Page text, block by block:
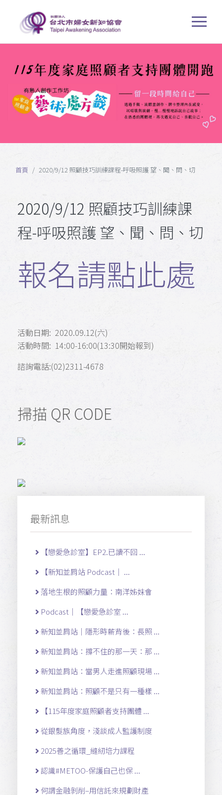
首頁 2020/9/12 照顧技巧訓練課程-呼吸照護 望、聞、問、切
2020/9/12 照顧技巧訓練課
程-呼吸照護 望、聞、問、切
報名請點此處
活動日期: 2020.09.12(六)
活動時間: 14:00-16:00(13:30開始報到)
諮詢電話:(02)2311-4678
掃描 QR CODE
最新訊息
【戀愛急診室】EP2.已讀不回 ...
【新知並肩站 Podcast｜ ...
落地生根的照顧力量：南洋姊妹會
Podcast｜【戀愛急診室 ...
新知並肩站｜隱形時薪背後：長照 ...
新知並肩站：撐不住的那一天：那 ...
新知並肩站：當男人走進照顧現場 ...
新知並肩站：照顧不是只有一種樣 ...
【115年度家庭照顧者支持團體 ...
從銀髮族角度，淺談成人監護制度
2025善之循環_縫紉培力課程
認識#METOO-保護自己也保 ...
何謂金融剝削–用信託來規劃財產